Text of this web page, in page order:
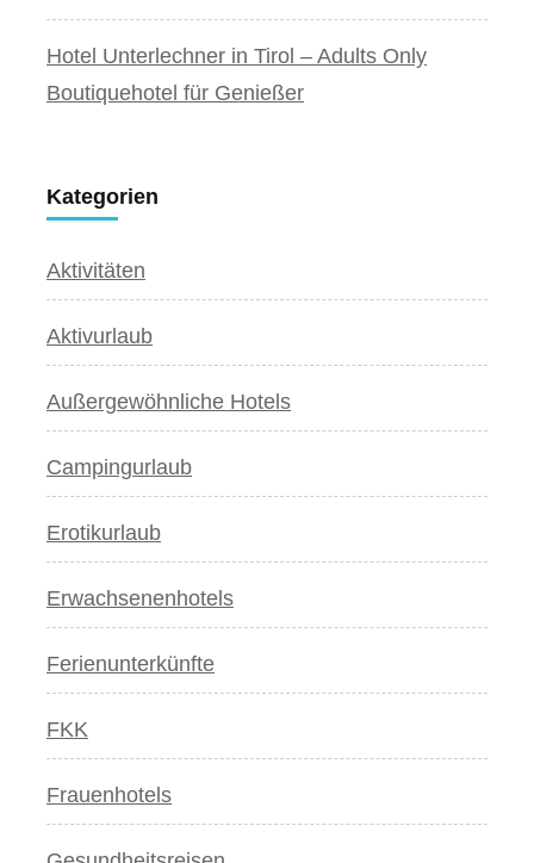
Hotel Unterlechner in Tirol – Adults Only
Boutiquehotel für Genießer
Kategorien
Aktivitäten
Aktivurlaub
Außergewöhnliche Hotels
Campingurlaub
Erotikurlaub
Erwachsenenhotels
Ferienunterkünfte
FKK
Frauenhotels